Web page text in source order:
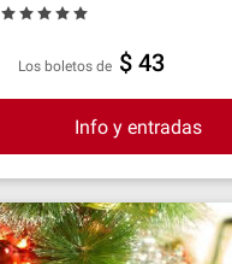
Los boletos de $ 43
Info y entradas